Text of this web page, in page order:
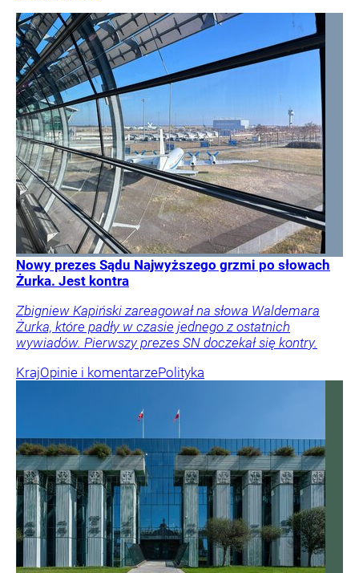
Nowy prezes Sądu Najwyższego grzmi po słowach
Żurka. Jest kontra
Zbigniew Kapiński zareagował na słowa Waldemara
Żurka, które padły w czasie jednego z ostatnich
wywiadów. Pierwszy prezes SN doczekał się kontry.
KrajOpinie i komentarzePolityka